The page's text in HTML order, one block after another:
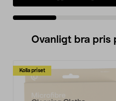
Ovanligt bra pris
Kolla priset